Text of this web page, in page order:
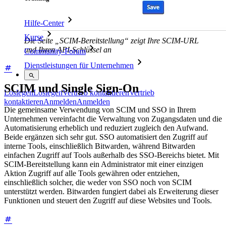
Hilfe-Center
Kurse
Community-Forum
Dienstleistungen für Unternehmen
LoslegenLoslegenVertrieb kontaktierenVertrieb
kontaktierenAnmeldenAnmelden
Die Seite „SCIM-Bereitstellung“ zeigt Ihre SCIM-URL
und Ihren API-Schlüssel an
SCIM und Single Sign-On
Die gemeinsame Verwendung von SCIM und SSO in Ihrem
Unternehmen vereinfacht die Verwaltung von Zugangsdaten und die
Automatisierung erheblich und reduziert zugleich den Aufwand.
Beide ergänzen sich sehr gut. SSO automatisiert den Zugriff auf
interne Tools, einschließlich Bitwarden, während Bitwarden
einfachen Zugriff auf Tools außerhalb des SSO-Bereichs bietet. Mit
SCIM-Bereitstellung kann ein Administrator mit einer einzigen
Aktion Zugriff auf alle Tools gewähren oder entziehen,
einschließlich solcher, die weder von SSO noch von SCIM
unterstützt werden. Bitwarden fungiert dabei als Erweiterung dieser
Funktionen und steuert den Zugriff auf diese Websites und Tools.